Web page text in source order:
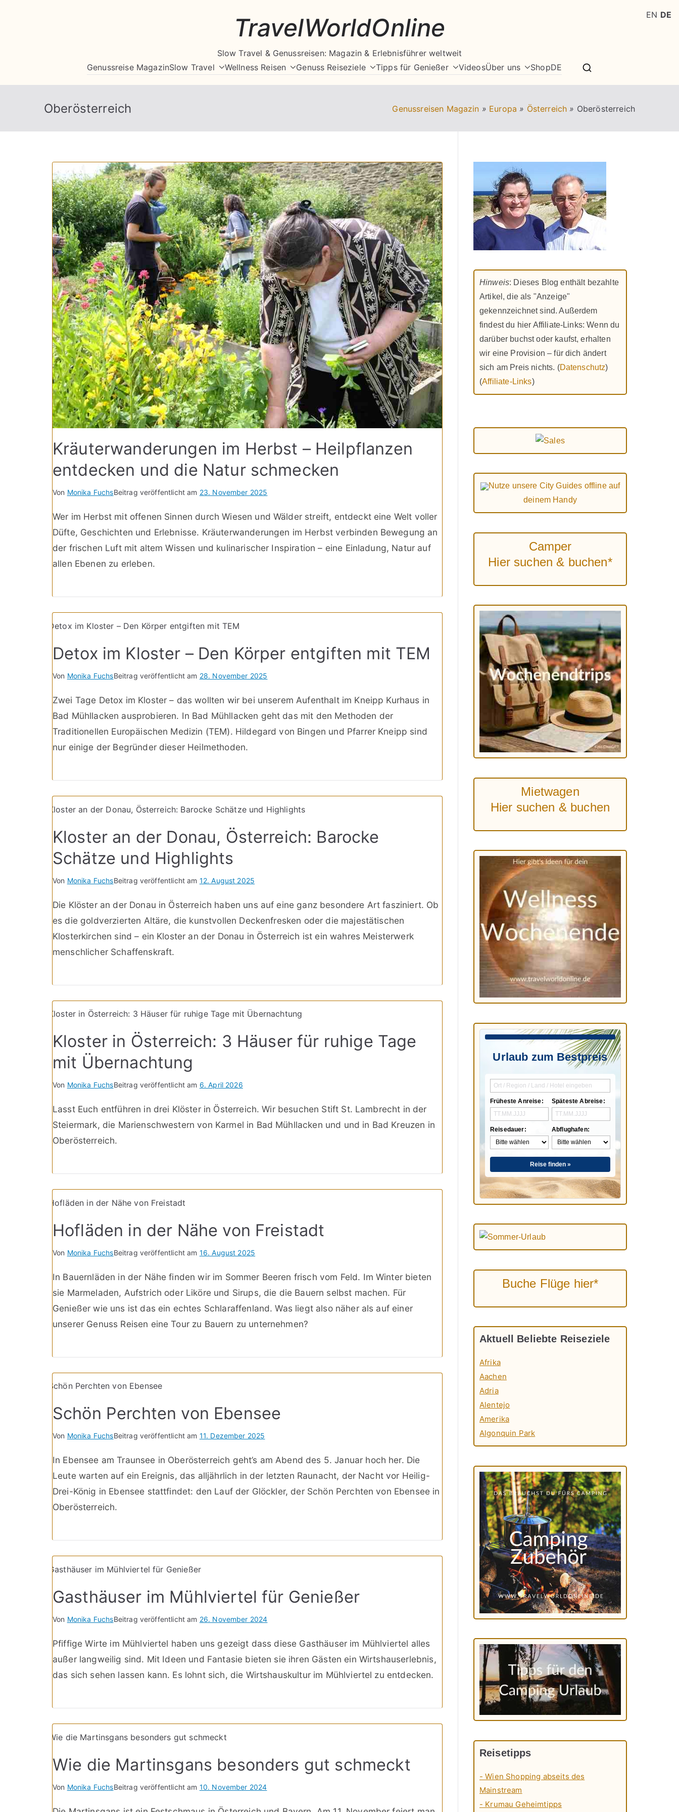
TravelWorldOnline
Slow Travel & Genussreisen: Magazin & Erlebnisführer weltweit
Genussreise MagazinSlow Travel Wellness Reisen Genuss Reiseziele Tipps für Genießer VideosÜber uns ShopDE
Oberösterreich Genussreisen Magazin » Europa » Österreich » Oberösterreich
Kräuterwanderungen im Herbst – Heilpflanzen
entdecken und die Natur schmecken
Von Monika FuchsBeitrag veröffentlicht am 23. November 2025
Wer im Herbst mit offenen Sinnen durch Wiesen und Wälder streift, entdeckt eine Welt voller
Düfte, Geschichten und Erlebnisse. Kräuterwanderungen im Herbst verbinden Bewegung an
der frischen Luft mit altem Wissen und kulinarischer Inspiration – eine Einladung, Natur auf
allen Ebenen zu erleben.
Detox im Kloster – Den Körper entgiften mit TEM
Von Monika FuchsBeitrag veröffentlicht am 28. November 2025
Zwei Tage Detox im Kloster – das wollten wir bei unserem Aufenthalt im Kneipp Kurhaus in
Bad Mühllacken ausprobieren. In Bad Mühllacken geht das mit den Methoden der
Traditionellen Europäischen Medizin (TEM). Hildegard von Bingen und Pfarrer Kneipp sind
nur einige der Begründer dieser Heilmethoden.
Kloster an der Donau, Österreich: Barocke
Schätze und Highlights
Von Monika FuchsBeitrag veröffentlicht am 12. August 2025
Die Klöster an der Donau in Österreich haben uns auf eine ganz besondere Art fasziniert. Ob
es die goldverzierten Altäre, die kunstvollen Deckenfresken oder die majestätischen
Klosterkirchen sind – ein Kloster an der Donau in Österreich ist ein wahres Meisterwerk
menschlicher Schaffenskraft.
Kloster in Österreich: 3 Häuser für ruhige Tage
mit Übernachtung
Von Monika FuchsBeitrag veröffentlicht am 6. April 2026
Lasst Euch entführen in drei Klöster in Österreich. Wir besuchen Stift St. Lambrecht in der
Steiermark, die Marienschwestern von Karmel in Bad Mühllacken und und in Bad Kreuzen in
Oberösterreich.
Hofläden in der Nähe von Freistadt
Von Monika FuchsBeitrag veröffentlicht am 16. August 2025
In Bauernläden in der Nähe finden wir im Sommer Beeren frisch vom Feld. Im Winter bieten
sie Marmeladen, Aufstrich oder Liköre und Sirups, die die Bauern selbst machen. Für
Genießer wie uns ist das ein echtes Schlaraffenland. Was liegt also näher als auf einer
unserer Genuss Reisen eine Tour zu Bauern zu unternehmen?
Schön Perchten von Ebensee
Von Monika FuchsBeitrag veröffentlicht am 11. Dezember 2025
In Ebensee am Traunsee in Oberösterreich geht’s am Abend des 5. Januar hoch her. Die
Leute warten auf ein Ereignis, das alljährlich in der letzten Raunacht, der Nacht vor Heilig-
Drei-König in Ebensee stattfindet: den Lauf der Glöckler, der Schön Perchten von Ebensee in
Oberösterreich.
Gasthäuser im Mühlviertel für Genießer
Von Monika FuchsBeitrag veröffentlicht am 26. November 2024
Pfiffige Wirte im Mühlviertel haben uns gezeigt dass diese Gasthäuser im Mühlviertel alles
außer langweilig sind. Mit Ideen und Fantasie bieten sie ihren Gästen ein Wirtshauserlebnis,
das sich sehen lassen kann. Es lohnt sich, die Wirtshauskultur im Mühlviertel zu entdecken.
Wie die Martinsgans besonders gut schmeckt
Von Monika FuchsBeitrag veröffentlicht am 10. November 2024
Hinweis: Dieses Blog enthält bezahlte
Artikel, die als "Anzeige"
gekennzeichnet sind. Außerdem
findest du hier Affiliate-Links: Wenn du
darüber buchst oder kaufst, erhalten
wir eine Provision – für dich ändert
sich am Preis nichts. (Datenschutz)
(Affiliate-Links)
Nutze unsere City Guides offline auf
deinem Handy
Camper
Hier suchen & buchen*
Mietwagen
Hier suchen & buchen
Urlaub zum Bestpreis
Früheste Anreise:
Reisedauer:
Späteste Abreise:
Abflughafen:
Reise finden »
Buche Flüge hier*
Aktuell Beliebte Reiseziele
Afrika
Aachen
Adria
Alentejo
Amerika
Algonquin Park
Reisetipps
- Wien Shopping abseits des
Mainstream
- Krumau Geheimtipps
EN DE